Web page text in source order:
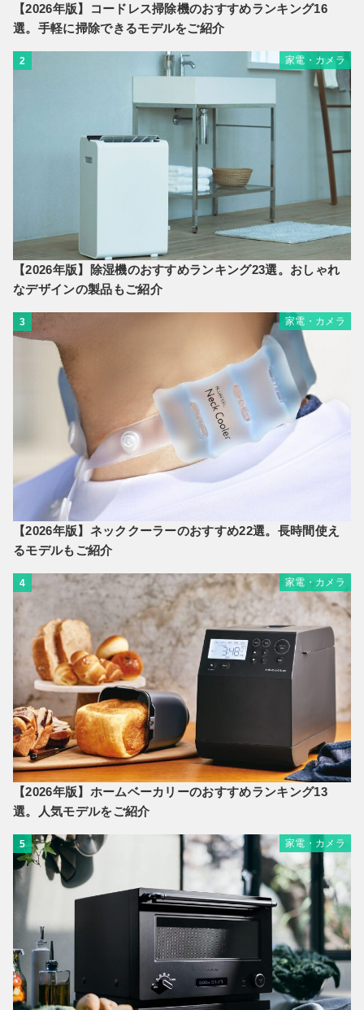
【2026年版】コードレス掃除機のおすすめランキング16
選。手軽に掃除できるモデルをご紹介
2 家電・カメラ
【2026年版】除湿機のおすすめランキング23選。おしゃれ
なデザインの製品もご紹介
3 家電・カメラ
【2026年版】ネッククーラーのおすすめ22選。長時間使え
るモデルもご紹介
4 家電・カメラ
【2026年版】ホームベーカリーのおすすめランキング13
選。人気モデルをご紹介
5 家電・カメラ